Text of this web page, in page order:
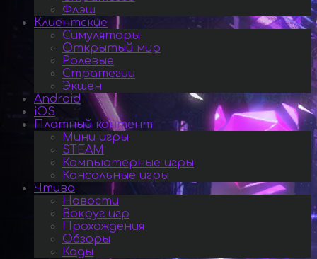
Флэш
Клиентские
Симуляторы
Открытый мир
Ролевые
Стратегии
Экшен
Android
iOS
Платный контент
Мини игры
STEAM
Компьютерные игры
Консольные игры
Чтиво
Новости
Вокруг игр
Прохождения
Обзоры
Коды